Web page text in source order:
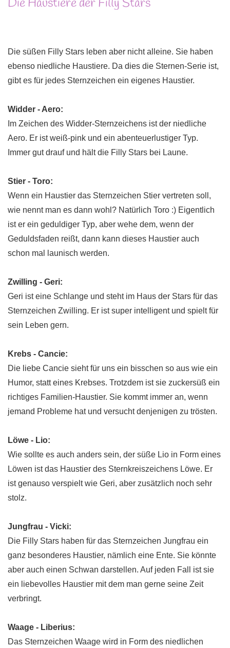
Die Haustiere der Filly Stars
Die süßen Filly Stars leben aber nicht alleine. Sie haben
ebenso niedliche Haustiere. Da dies die Sternen-Serie ist,
gibt es für jedes Sternzeichen ein eigenes Haustier.
Widder - Aero:
Im Zeichen des Widder-Sternzeichens ist der niedliche
Aero. Er ist weiß-pink und ein abenteuerlustiger Typ.
Immer gut drauf und hält die Filly Stars bei Laune.
Stier - Toro:
Wenn ein Haustier das Sternzeichen Stier vertreten soll,
wie nennt man es dann wohl? Natürlich Toro :) Eigentlich
ist er ein geduldiger Typ, aber wehe dem, wenn der
Geduldsfaden reißt, dann kann dieses Haustier auch
schon mal launisch werden.
Zwilling - Geri:
Geri ist eine Schlange und steht im Haus der Stars für das
Sternzeichen Zwilling. Er ist super intelligent und spielt für
sein Leben gern.
Krebs - Cancie:
Die liebe Cancie sieht für uns ein bisschen so aus wie ein
Humor, statt eines Krebses. Trotzdem ist sie zuckersüß ein
richtiges Familien-Haustier. Sie kommt immer an, wenn
jemand Probleme hat und versucht denjenigen zu trösten.
Löwe - Lio:
Wie sollte es auch anders sein, der süße Lio in Form eines
Löwen ist das Haustier des Sternkreiszeichens Löwe. Er
ist genauso verspielt wie Geri, aber zusätzlich noch sehr
stolz.
Jungfrau - Vicki:
Die Filly Stars haben für das Sternzeichen Jungfrau ein
ganz besonderes Haustier, nämlich eine Ente. Sie könnte
aber auch einen Schwan darstellen. Auf jeden Fall ist sie
ein liebevolles Haustier mit dem man gerne seine Zeit
verbringt.
Waage - Liberius:
Das Sternzeichen Waage wird in Form des niedlichen